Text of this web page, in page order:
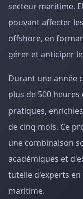
secteur maritime.
pouvant affecter
offshore, en
gérer et anticiper
Durant une année
plus de 500
pratiques,
de cinq mois. Ce
une combinaison
académiques et
tutelle d'experts
maritime.